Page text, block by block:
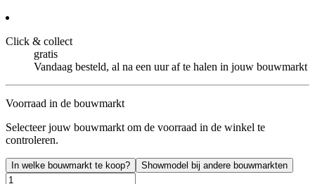
Click & collect
gratis
Vandaag besteld, al na een uur af te halen in jouw bouwmarkt
Voorraad in de bouwmarkt
Selecteer jouw bouwmarkt om de voorraad in de winkel te
controleren.
In welke bouwmarkt te koop? Showmodel bij andere bouwmarkten